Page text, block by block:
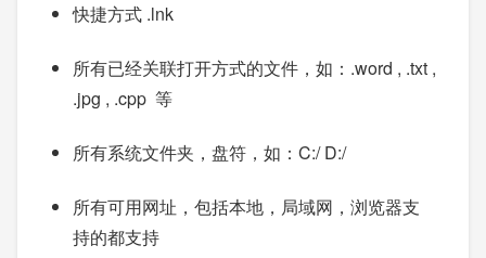
快捷方式 .lnk
所有已经关联打开方式的文件，如：.word , .txt ,
.jpg , .cpp 等
所有系统文件夹，盘符，如：C:/ D:/
所有可用网址，包括本地，局域网，浏览器支
持的都支持